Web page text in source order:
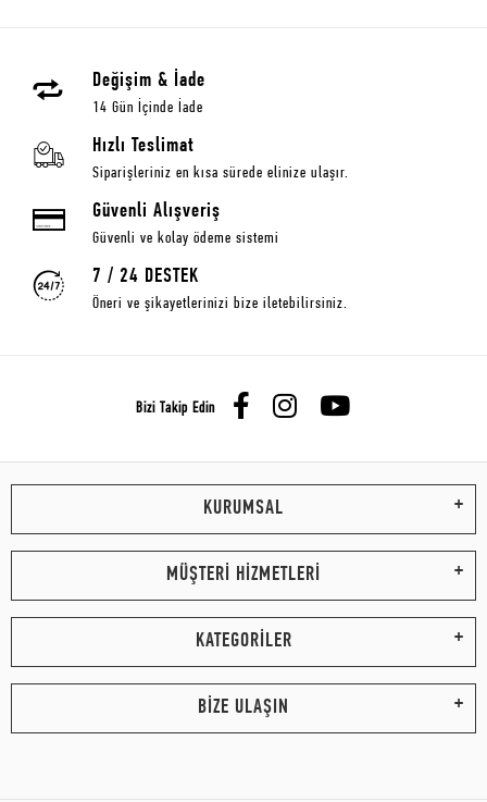
Değişim & İade
14 Gün İçinde İade
Hızlı Teslimat
Siparişleriniz en kısa sürede elinize ulaşır.
Güvenli Alışveriş
Güvenli ve kolay ödeme sistemi
7 / 24 DESTEK
Öneri ve şikayetlerinizi bize iletebilirsiniz.
Bizi Takip Edin
KURUMSAL
MÜŞTERİ HİZMETLERİ
KATEGORİLER
BİZE ULAŞIN